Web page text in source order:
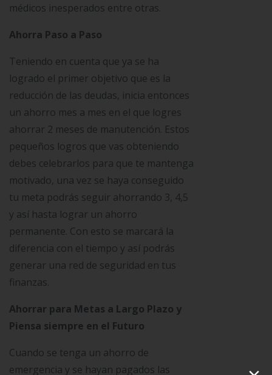
médicos inesperados entre otras.
Ahorra Paso a Paso
Teniendo en cuenta que ya se ha
logrado el primer objetivo que es la
reducción de las deudas, inicia entonces
un ahorro mes a mes en el que logres
ahorrar 2 meses de manutención. Estos
pequeños logros que vas obteniendo
debes celebrarlos para que te mantenga
motivado, una vez se haya conseguido
tu meta podrás seguir ahorrando 3, 4,5
y así hasta lograr un ahorro
permanente. Con esto se marcará la
diferencia con el tiempo y así podrás
generar una red de seguridad en tus
finanzas.
Ahorrar para Metas a Largo Plazo y
Piensa siempre en el Futuro
Cuando se tenga un ahorro de
emergencia y se hayan pagados las